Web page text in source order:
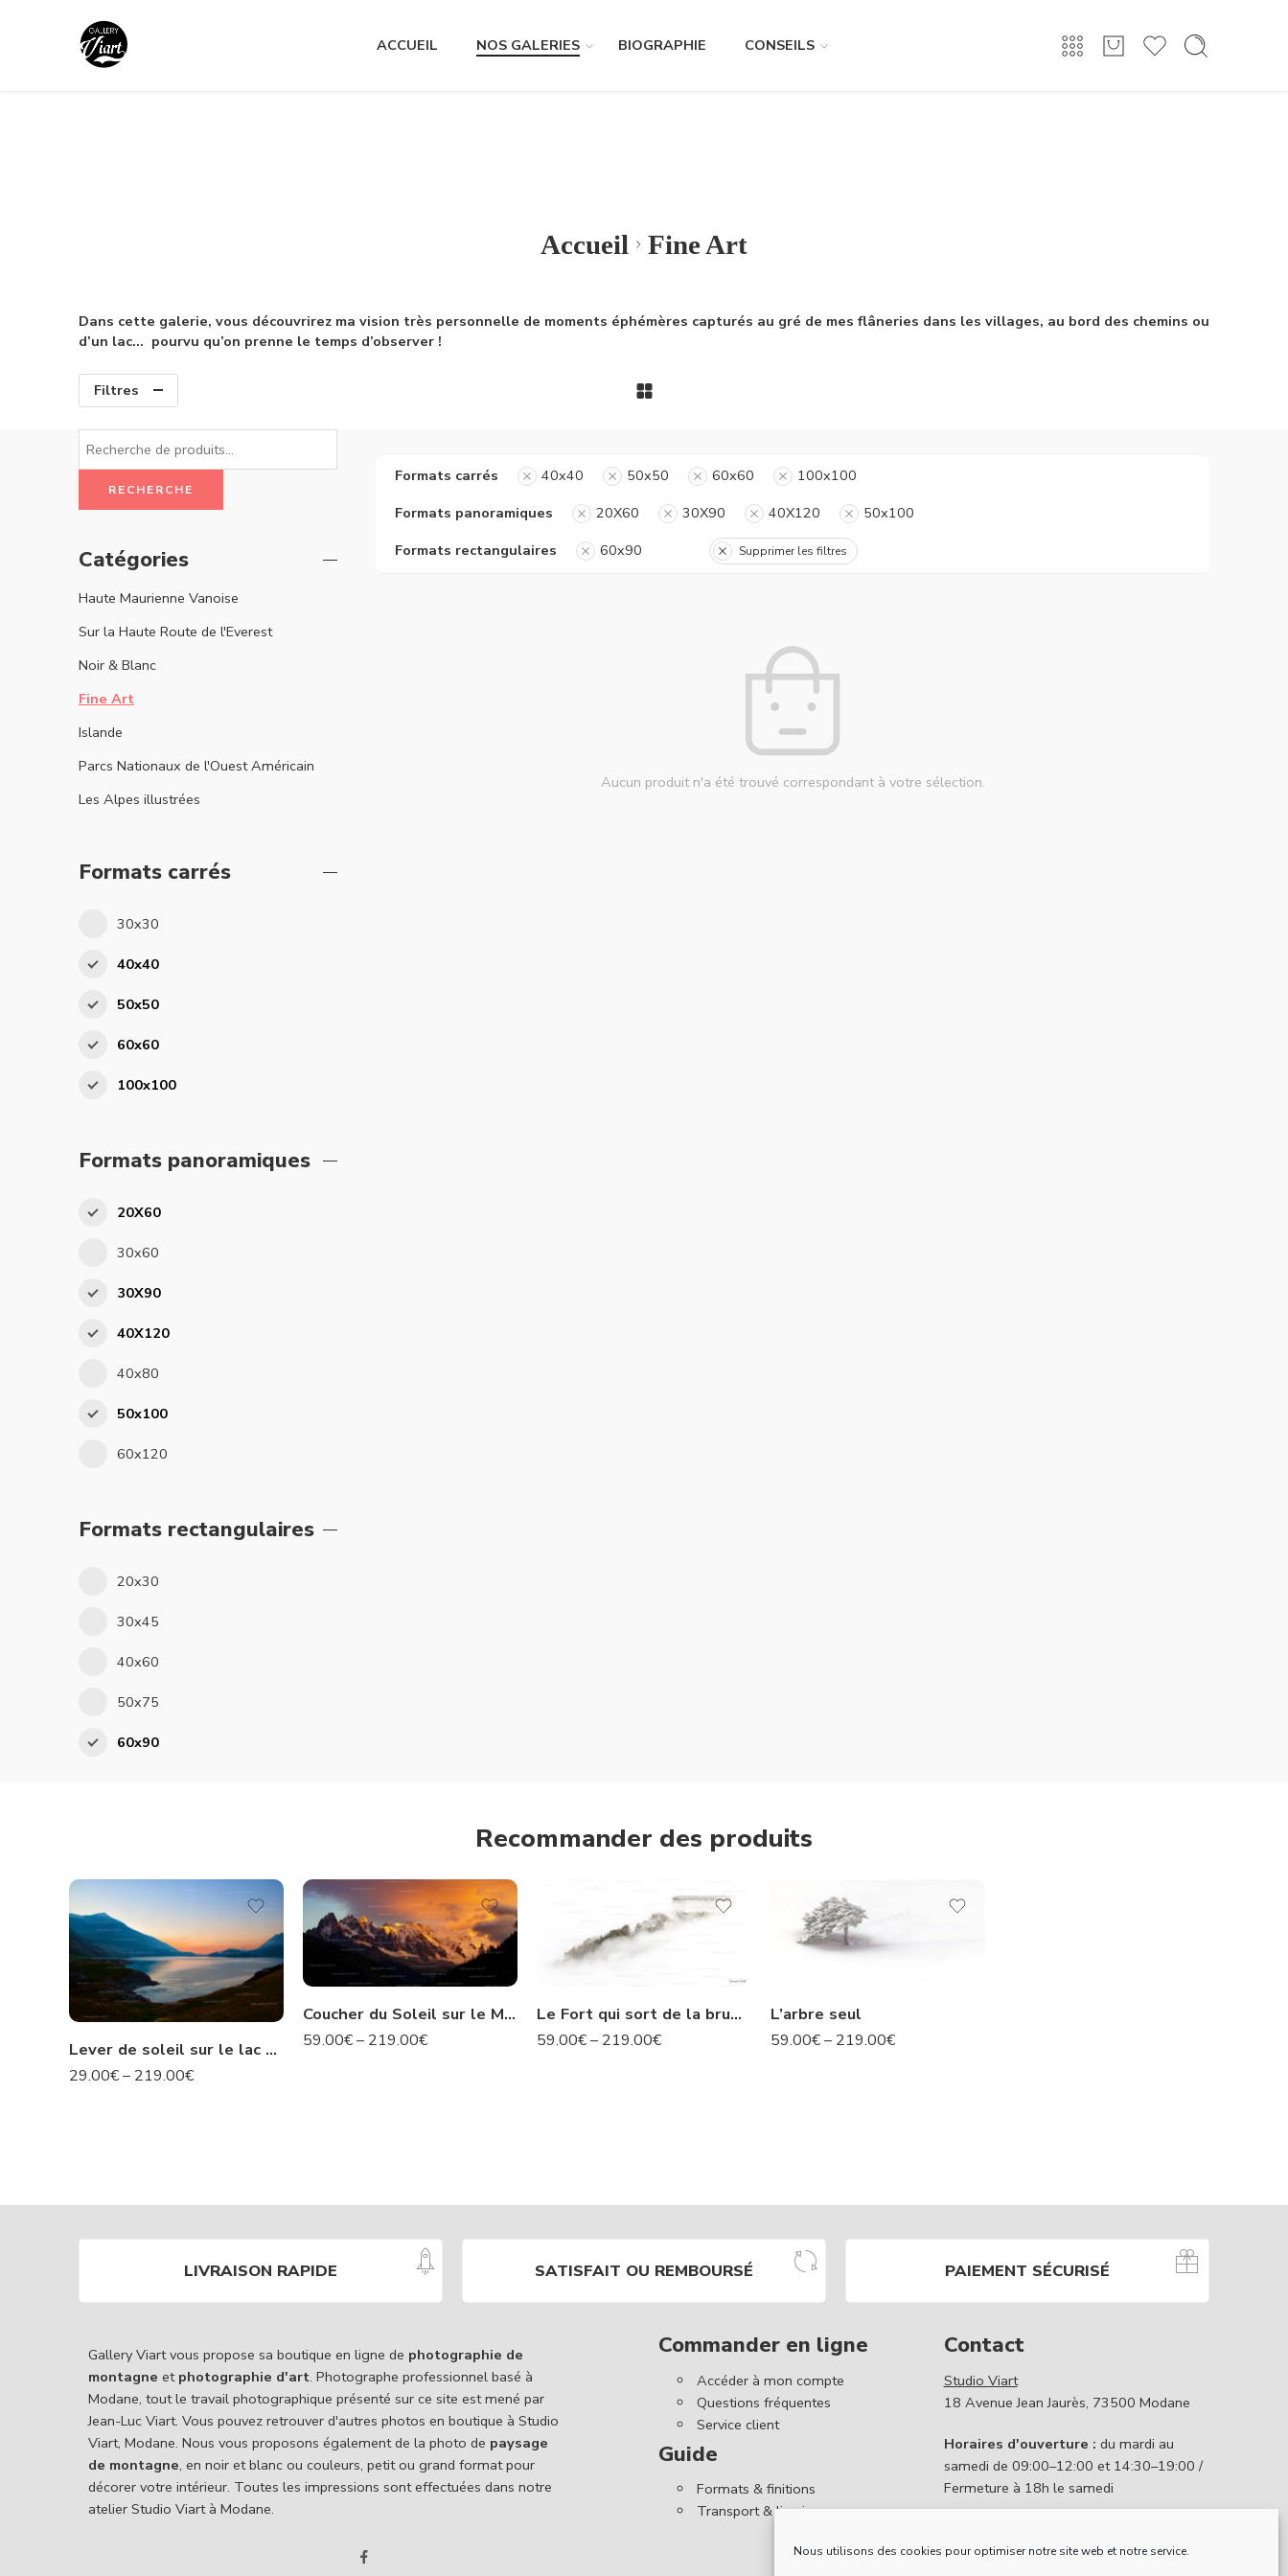
Nous utilisons des cookies pour optimiser notre site web et notre service.
Nous contacter :
ACCUEIL
NOS GALERIES BIOGRAPHIE CONSEILS
Accueil Fine Art
Dans cette galerie, vous découvrirez ma vision très personnelle de moments éphémères capturés au gré de mes flâneries dans les villages, au bord des chemins ou
d’un lac… pourvu qu’on prenne le temps d’observer !
Filtres
Formats carrés 40x40 50x50 60x60
100x100
Formats panoramiques
20X60 30X90 40X120
50x100
Formats rectangulaires
60x90 Supprimer les filtres
Aucun produit n'a été trouvé correspondant à votre sélection.
RECHERCHE
Catégories
Haute Maurienne Vanoise
Sur la Haute Route de l'Everest
Noir & Blanc
Fine Art
Islande
Parcs Nationaux de l'Ouest Américain
Les Alpes illustrées
Formats carrés
30x30
40x40
50x50
60x60
100x100
Formats panoramiques
20X60
30x60
30X90
40X120
40x80
50x100
60x120
Formats rectangulaires
20x30
30x45
40x60
50x75
60x90
Recommander des produits
Lever de soleil sur le lac du Mont Cenis – Savoie N°452
29.00€– 219.00€
Coucher du Soleil sur le Mont Blanc
59.00€– 219.00€
Le Fort qui sort de la brume
59.00€– 219.00€
L’arbre seul
59.00€– 219.00€
LIVRAISON RAPIDE SATISFAIT OU REMBOURSÉ PAIEMENT SÉCURISÉ
Gallery Viart vous propose sa boutique en ligne de photographie de
montagne et photographie d'art. Photographe professionnel basé à
Modane, tout le travail photographique présenté sur ce site est mené par
Jean-Luc Viart. Vous pouvez retrouver d'autres photos en boutique à Studio
Viart, Modane. Nous vous proposons également de la photo de paysage
de montagne, en noir et blanc ou couleurs, petit ou grand format pour
décorer votre intérieur. Toutes les impressions sont effectuées dans notre
atelier Studio Viart à Modane.
Commander en ligne
Accéder à mon compte
Questions fréquentes
Service client
Guide
Formats & finitions
Transport & livraison
Contact
Studio Viart
18 Avenue Jean Jaurès, 73500 Modane
Horaires d'ouverture : du mardi au
samedi de 09:00–12:00 et 14:30–19:00 /
Fermeture à 18h le samedi